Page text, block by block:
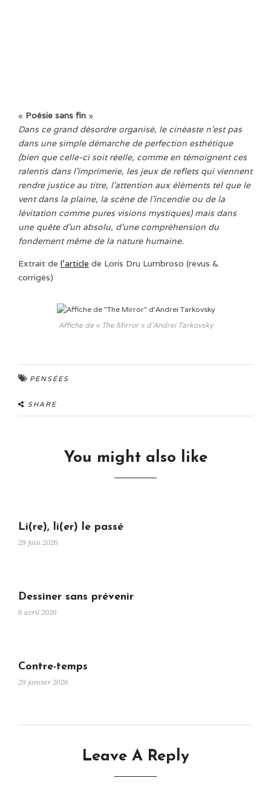
« Poésie sans fin »
Dans ce grand désordre organisé, le cinéaste n’est pas
dans une simple démarche de perfection esthétique
(bien que celle-ci soit réelle, comme en témoignent ces
ralentis dans l’imprimerie, les jeux de reflets qui viennent
rendre justice au titre, l’attention aux éléments tel que le
vent dans la plaine, la scène de l’incendie ou de la
lévitation comme pures visions mystiques) mais dans
une quête d’un absolu, d’une compréhension du
fondement même de la nature humaine.
Extrait de l’article de Loris Dru Lumbroso (revus &
corrigés)
Affiche de « The Mirror » d’Andrei Tarkovsky
PENSÉES
SHARE
You might also like
Li(re), li(er) le passé
29 juin 2026
Dessiner sans prévenir
6 avril 2026
Contre-temps
29 janvier 2026
Leave A Reply